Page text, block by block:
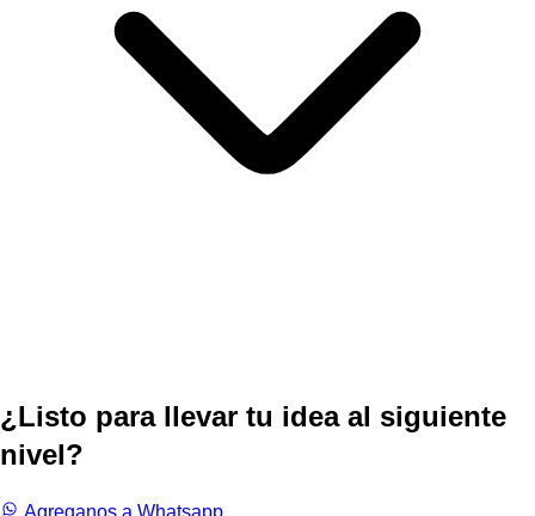
¿Listo para llevar tu idea al siguiente
nivel?
Agreganos a Whatsapp